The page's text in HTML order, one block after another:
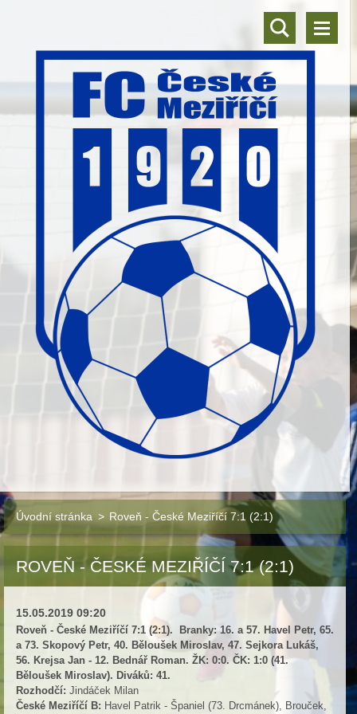
Úvodní stránka > Roveň - České Meziříčí 7:1 (2:1)
ROVEŇ - ČESKÉ MEZIŘÍČÍ 7:1 (2:1)
15.05.2019 09:20
Roveň - České Meziříčí 7:1 (2:1). Branky: 16. a 57. Havel Petr, 65.
a 73. Skopový Petr, 40. Běloušek Miroslav, 47. Sejkora Lukáš,
56. Krejsa Jan - 12. Bednář Roman. ŽK: 0:0. ČK: 1:0 (41.
Běloušek Miroslav). Diváků: 41.
Rozhodčí: Jindáček Milan
České Meziříčí B: Havel Patrik - Španiel (73. Drcmánek), Brouček,